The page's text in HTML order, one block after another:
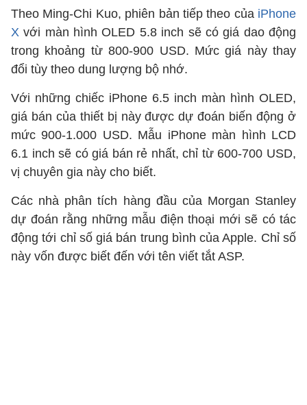
Theo Ming-Chi Kuo, phiên bản tiếp theo của iPhone
X với màn hình OLED 5.8 inch sẽ có giá dao động
trong khoảng từ 800-900 USD. Mức giá này thay
đổi tùy theo dung lượng bộ nhớ.
Với những chiếc iPhone 6.5 inch màn hình OLED,
giá bán của thiết bị này được dự đoán biến động ở
mức 900-1.000 USD. Mẫu iPhone màn hình LCD
6.1 inch sẽ có giá bán rẻ nhất, chỉ từ 600-700 USD,
vị chuyên gia này cho biết.
Các nhà phân tích hàng đầu của Morgan Stanley
dự đoán rằng những mẫu điện thoại mới sẽ có tác
động tới chỉ số giá bán trung bình của Apple. Chỉ số
này vốn được biết đến với tên viết tắt ASP.